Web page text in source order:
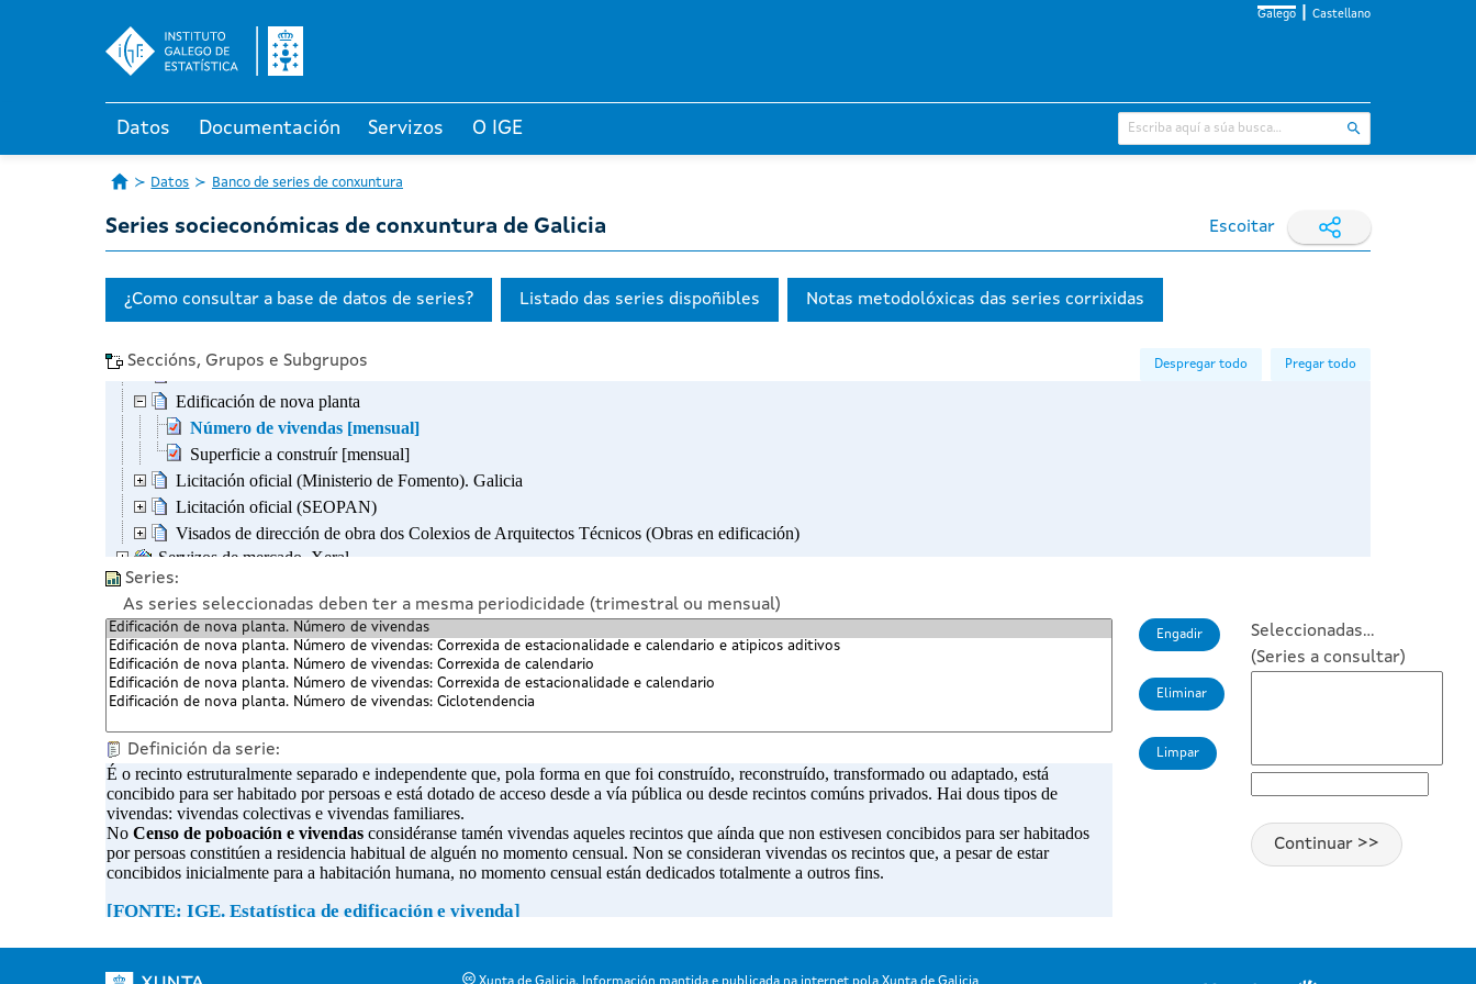
Galego Castellano
Datos Documentación Servizos O IGE
Datos Banco de series de conxuntura
Series socieconómicas de conxuntura de Galicia Escoitar
Seccións, Grupos e Subgrupos
Series:
As series seleccionadas deben ter a mesma periodicidade (trimestral ou mensual)
Definición da serie:
Seleccionadas...
(Series a consultar)